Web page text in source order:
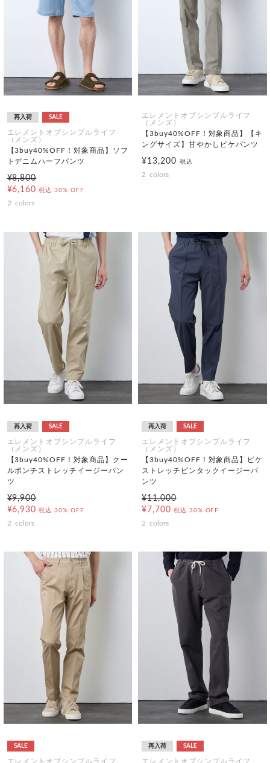
再入荷 SALE
エレメントオブシンプルライフ
（メンズ）
【3buy40%OFF！対象商品】ソフ
トデニムハーフパンツ
¥8,800
¥6,160 税込 30% OFF
2 colors
エレメントオブシンプルライフ
（メンズ）
【3buy40%OFF！対象商品】【キ
ングサイズ】甘やかしピケパンツ
¥13,200 税込
2 colors
再入荷 SALE
エレメントオブシンプルライフ
（メンズ）
【3buy40%OFF！対象商品】クー
ルポンチストレッチイージーパン
ツ
¥9,900
¥6,930 税込 30% OFF
2 colors
再入荷 SALE
エレメントオブシンプルライフ
（メンズ）
【3buy40%OFF！対象商品】ピケ
ストレッチピンタックイージーパ
ンツ
¥11,000
¥7,700 税込 30% OFF
2 colors
SALE
エレメントオブシンプルライフ
再入荷 SALE
エレメントオブシンプルライフ